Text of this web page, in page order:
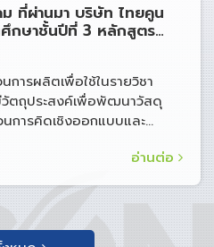
ที่ผ่านมา บริษัท ไทยคูน
กษาชั้นปีที่ 3 หลักสูตร
ทยาลัยธรรมศาสตร์ ศูนย์
การผลิตเพื่อใช้ในรายวิชา
ตถุประสงค์เพื่อพัฒนาวัสดุ
นการคิดเชิงออกแบบและ
อ่านต่อ